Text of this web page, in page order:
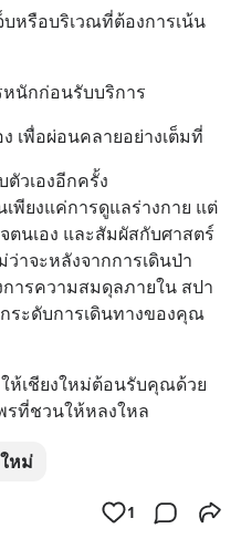
หรือบริเวณที่ต้องการเน้น
นักก่อนรับบริการ
เพื่อผ่อนคลายอย่างเต็มที่
วเองอีกครั้ง
พียงแค่การดูแลร่างกาย แต่
ตนเอง และสัมผัสกับศาสตร์
าจะหลังจากการเดินป่า
การความสมดุลภายใน สปา
ระดับการเดินทางของคุณ
ห้เชียงใหม่ต้อนรับคุณด้วย
ที่ชวนให้หลงใหล
หม่
1